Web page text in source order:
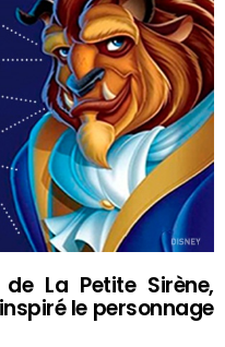
La Petite Sirène,
le personnage